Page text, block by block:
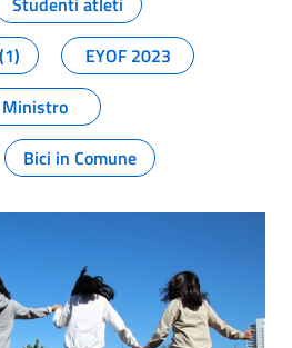
EYOF 2023
Ministro
Bici in Comune